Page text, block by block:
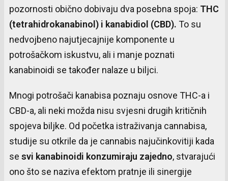
pozornosti obično dobivaju dva posebna spoja: THC
(tetrahidrokanabinol) i kanabidiol (CBD). To su
nedvojbeno najutjecajnije komponente u
potrošačkom iskustvu, ali i manje poznati
kanabinoidi se također nalaze u biljci.
Mnogi potrošači kanabisa poznaju osnove THC-a i
CBD-a, ali neki možda nisu svjesni drugih kritičnih
spojeva biljke. Od početka istraživanja cannabisa,
studije su otkrile da je cannabis najučinkovitiji kada
se svi kanabinoidi konzumiraju zajedno, stvarajući
ono što se naziva efektom pratnje ili sinergije